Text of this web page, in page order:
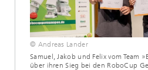
© Andreas Lander
Samuel, Jakob und Felix vom Team
über ihren Sieg bei den RoboCup